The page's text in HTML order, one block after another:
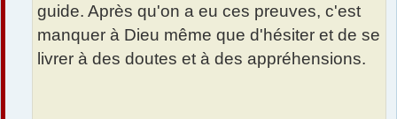
guide. Après qu'on a eu ces preuves, c'est
manquer à Dieu même que d'hésiter et de se
livrer à des doutes et à des appréhensions.